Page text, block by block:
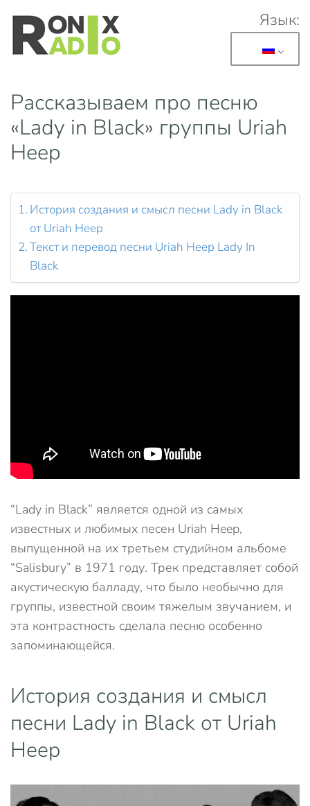
Перейти к основному содержанию
Язык:
Рассказываем про песню
«Lady in Black» группы Uriah
Heep
История создания и смысл песни Lady in Black
от Uriah Heep
Текст и перевод песни Uriah Heep Lady In
Black
“Lady in Black” является одной из самых
известных и любимых песен Uriah Heep,
выпущенной на их третьем студийном альбоме
“Salisbury” в 1971 году. Трек представляет собой
акустическую балладу, что было необычно для
группы, известной своим тяжелым звучанием, и
эта контрастность сделала песню особенно
запоминающейся.
История создания и смысл
песни Lady in Black от Uriah
Heep